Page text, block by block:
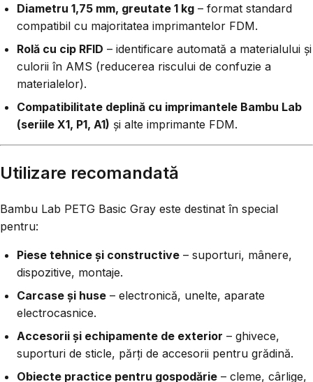
Diametru 1,75 mm, greutate 1 kg – format standard
compatibil cu majoritatea imprimantelor FDM.
Rolă cu cip RFID – identificare automată a materialului și
culorii în AMS (reducerea riscului de confuzie a
materialelor).
Compatibilitate deplină cu imprimantele Bambu Lab
(seriile X1, P1, A1) și alte imprimante FDM.
Utilizare recomandată
Bambu Lab PETG Basic Gray este destinat în special
pentru:
Piese tehnice și constructive – suporturi, mânere,
dispozitive, montaje.
Carcase și huse – electronică, unelte, aparate
electrocasnice.
Accesorii și echipamente de exterior – ghivece,
suporturi de sticle, părți de accesorii pentru grădină.
Obiecte practice pentru gospodărie – cleme, cârlige,